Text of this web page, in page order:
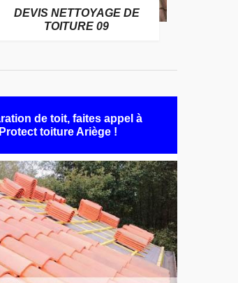
DEVIS NETTOYAGE DE
TOITURE 09
de toit, faites appel à
toiture Ariège !